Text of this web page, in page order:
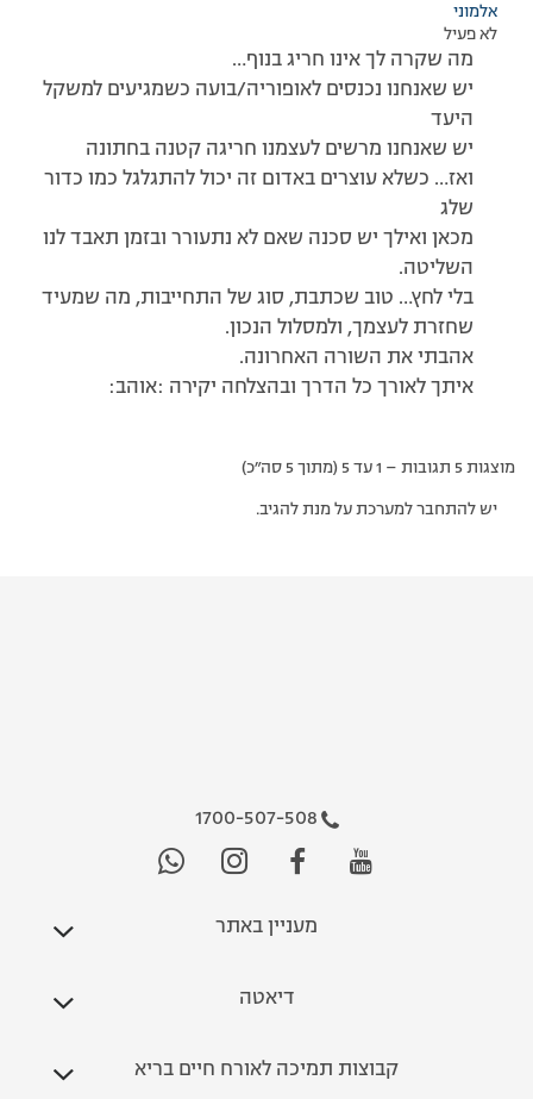
אלמוני
לא פעיל
מה שקרה לך אינו חריג בנוף…
יש שאנחנו נכנסים לאופוריה/בועה כשמגיעים למשקל
היעד
יש שאנחנו מרשים לעצמנו חריגה קטנה בחתונה
ואז… כשלא עוצרים באדום זה יכול להתגלגל כמו כדור
שלג
מכאן ואילך יש סכנה שאם לא נתעורר ובזמן תאבד לנו
השליטה.
בלי לחץ… טוב שכתבת, סוג של התחייבות, מה שמעיד
שחזרת לעצמך, ולמסלול הנכון.
אהבתי את השורה האחרונה.
איתך לאורך כל הדרך ובהצלחה יקירה :אוהב:
מוצגות 5 תגובות – 1 עד 5 (מתוך 5 סה״כ)
יש להתחבר למערכת על מנת להגיב.
1700-507-508
מעניין באתר
דיאטה
קבוצות תמיכה לאורח חיים בריא